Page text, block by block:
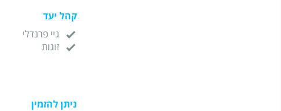
קהל יעד
גיי פרנדלי
זוגות
ניתן להזמין